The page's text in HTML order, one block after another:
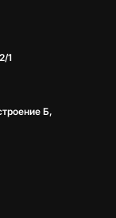
1
Б,